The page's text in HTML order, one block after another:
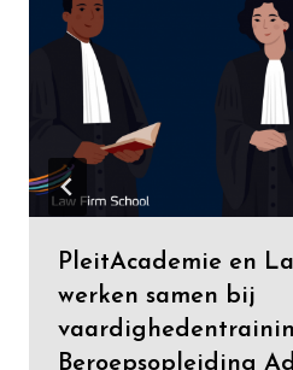
PleitAcademie en
werken samen bij
Beroepsopleiding